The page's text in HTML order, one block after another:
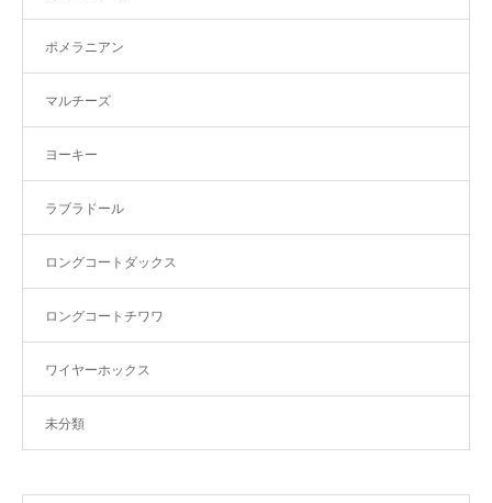
ポメラニアン
マルチーズ
ヨーキー
ラブラドール
ロングコートダックス
ロングコートチワワ
ワイヤーホックス
未分類